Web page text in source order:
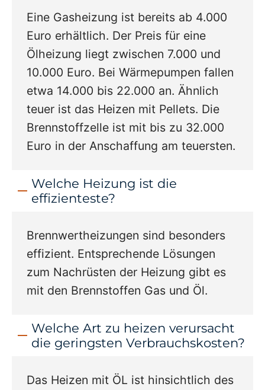
Eine Gasheizung ist bereits ab 4.000
Euro erhältlich. Der Preis für eine
Ölheizung liegt zwischen 7.000 und
10.000 Euro. Bei Wärmepumpen fallen
etwa 14.000 bis 22.000 an. Ähnlich
teuer ist das Heizen mit Pellets. Die
Brennstoffzelle ist mit bis zu 32.000
Euro in der Anschaffung am teuersten.
Welche Heizung ist die
effizienteste?
Brennwertheizungen sind besonders
effizient. Entsprechende Lösungen
zum Nachrüsten der Heizung gibt es
mit den Brennstoffen Gas und Öl.
Welche Art zu heizen verursacht
die geringsten Verbrauchskosten?
Das Heizen mit ÖL ist hinsichtlich des